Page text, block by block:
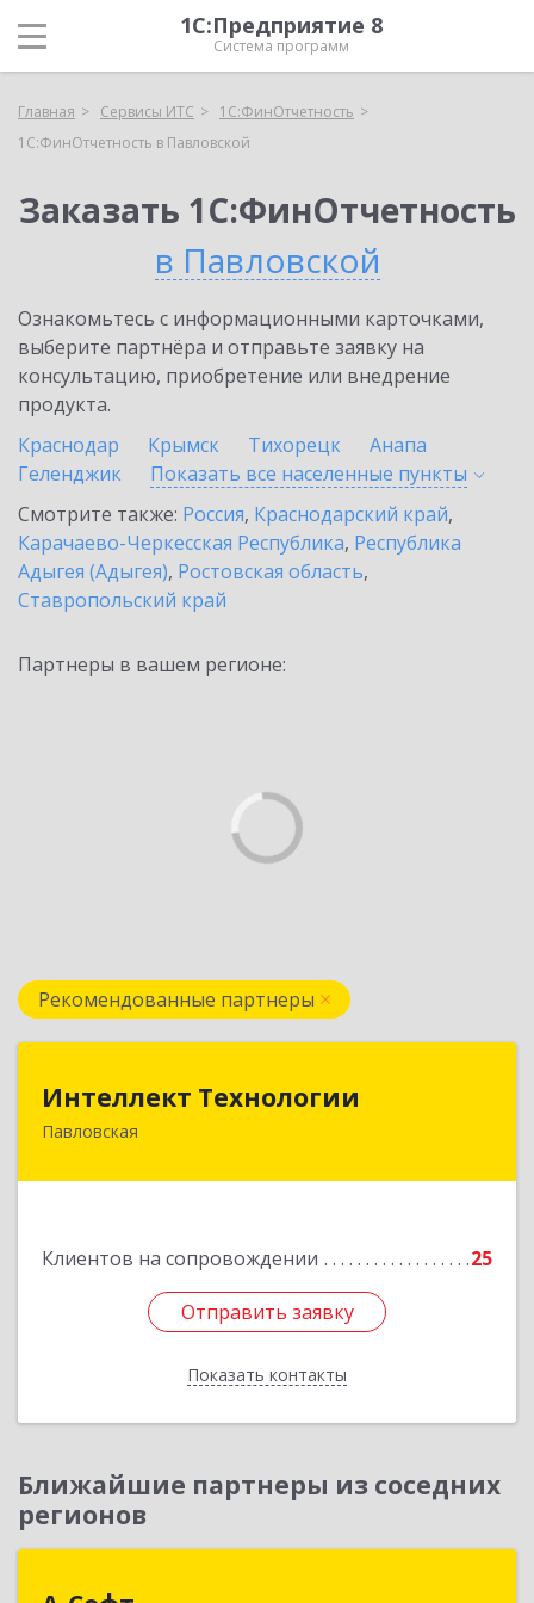
1С:Предприятие 8
Система программ
Главная Сервисы ИТС
1С:ФинОтчетность
1С:ФинОтчетность в Павловской
Заказать 1С:ФинОтчетность
в Павловской
Ознакомьтесь с информационными карточками,
выберите партнёра и отправьте заявку на
консультацию, приобретение или внедрение
продукта.
Краснодар
Крымск Тихорецк
Анапа
Геленджик
Показать все населенные пункты
Смотрите также: Россия, Краснодарский край,
Карачаево-Черкесская Республика, Республика
Адыгея (Адыгея), Ростовская область,
Ставропольский край
Партнеры в вашем регионе:
Рекомендованные партнеры
Интеллект Технологии
Павловская
Клиентов на сопровождении 25
Отправить заявку
Показать контакты
352040, Краснодарский край, Павловский р-н,
Отправить заявку
Назад
Ближайшие партнеры из соседних
регионов